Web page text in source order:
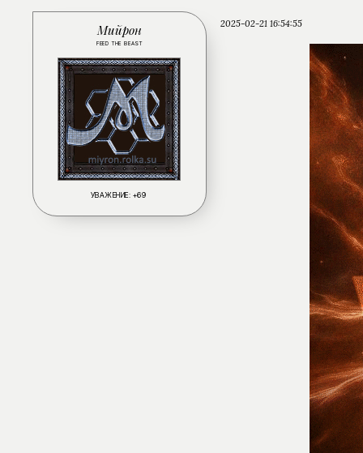
2025-02-21 16:54:55
Мийрон
FEED THE BEAST
УВАЖЕНИЕ: +69